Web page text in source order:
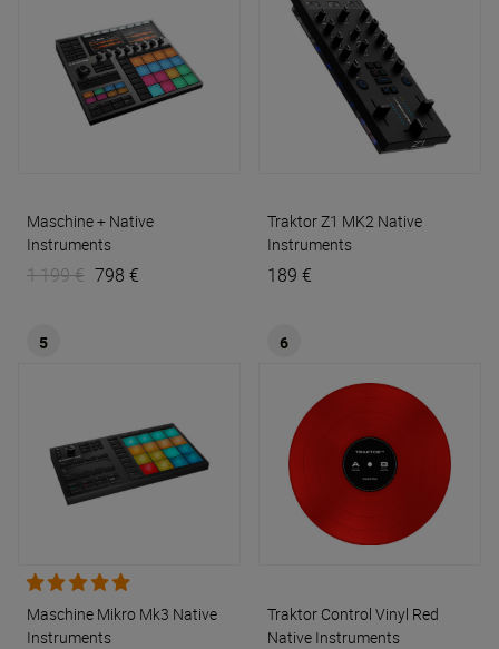
Maschine + Native
Instruments
1 199 € 798 €
Traktor Z1 MK2 Native
Instruments
189 €
5
Maschine Mikro Mk3 Native
Instruments
6
Traktor Control Vinyl Red
Native Instruments